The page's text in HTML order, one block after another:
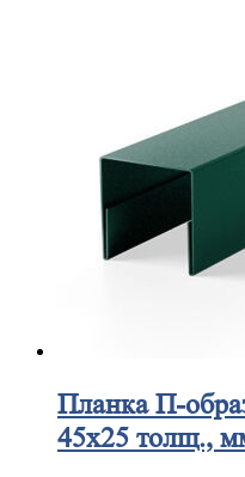
ПланкаП-
45х25 толщ.,